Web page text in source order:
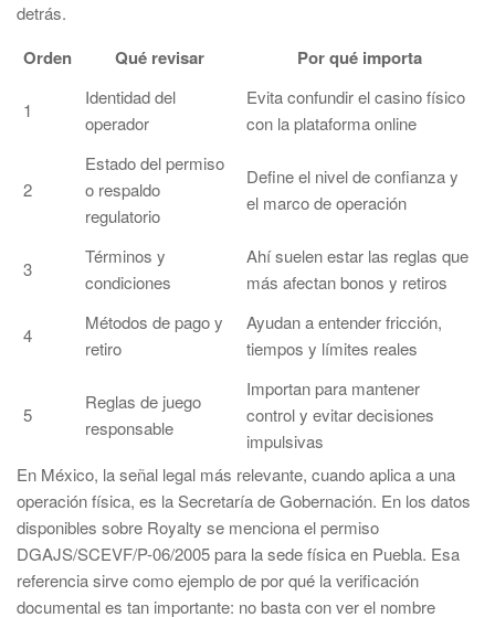
detrás.
Orden Qué revisar Por qué importa
1
Identidad del
operador
Evita confundir el casino físico
con la plataforma online
2
Estado del permiso
o respaldo
regulatorio
Define el nivel de confianza y
el marco de operación
3
Términos y
condiciones
Ahí suelen estar las reglas que
más afectan bonos y retiros
4
Métodos de pago y
retiro
Ayudan a entender fricción,
tiempos y límites reales
5
Reglas de juego
responsable
Importan para mantener
control y evitar decisiones
impulsivas
En México, la señal legal más relevante, cuando aplica a una
operación física, es la Secretaría de Gobernación. En los datos
disponibles sobre Royalty se menciona el permiso
DGAJS/SCEVF/P-06/2005 para la sede física en Puebla. Esa
referencia sirve como ejemplo de por qué la verificación
documental es tan importante: no basta con ver el nombre